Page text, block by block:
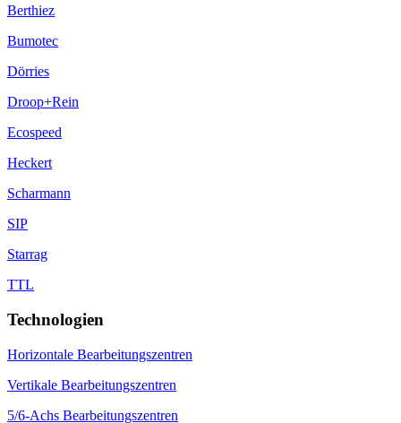
Berthiez
Bumotec
Dörries
Droop+Rein
Ecospeed
Heckert
Scharmann
SIP
Starrag
TTL
Technologien
Horizontale Bearbeitungszentren
Vertikale Bearbeitungszentren
5/6-Achs Bearbeitungszentren